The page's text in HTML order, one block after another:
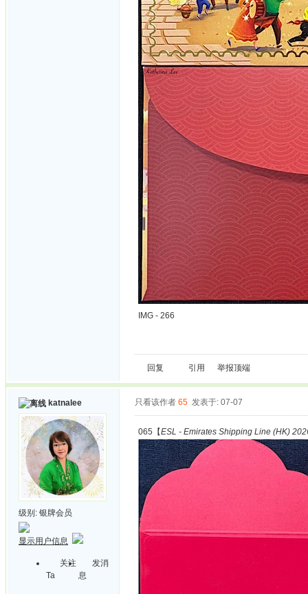
IMG - 266
回复 引用 举报顶端
katnalee
级别: 银牌会员
显示用户信息
关注
Ta
发消
息
只看该作者 65 发表于: 07-07
065【ESL - Emirates Shipping Line (HK)